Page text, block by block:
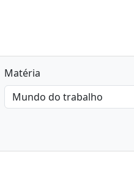
Matéria